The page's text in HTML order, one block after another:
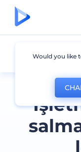
Tarım
Would you like